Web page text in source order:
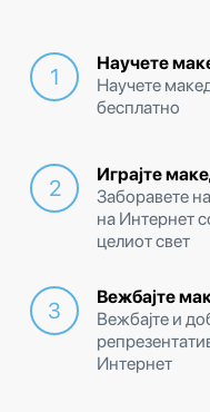
Научете
Научете
бесплатно
Играјте
Заборавете
на Интернет
целиот свет
Вежбајте
Вежбајте и
Интернет